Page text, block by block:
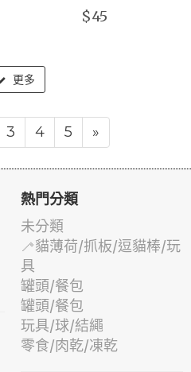
$45
更多
3 4 5 »
熱門分類
未分類
🦯貓薄荷/抓板/逗貓棒/玩
具
罐頭/餐包
罐頭/餐包
玩具/球/結繩
零食/肉乾/凍乾